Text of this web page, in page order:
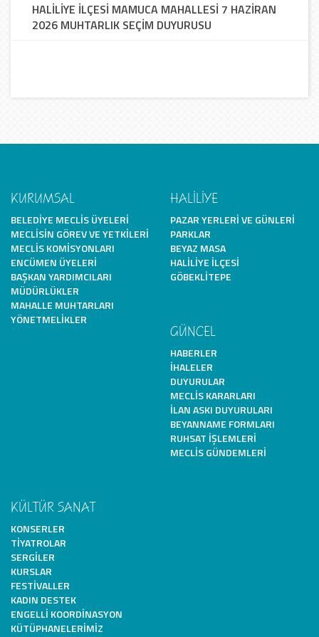
HALİLİYE İLÇESİ MAMUCA MAHALLESİ 7 HAZİRAN
2026 MUHTARLIK SEÇİM DUYURUSU
KURUMSAL
BELEDIYE MECLIS ÜYELERI
MECLISIN GÖREV VE YETKILERI
MECLIS KOMISYONLARI
ENCÜMEN ÜYELERI
BAŞKAN YARDIMCILARI
MÜDÜRLÜKLER
MAHALLE MUHTARLARI
YÖNETMELIKLER
HALİLİYE
PAZAR YERLERI VE GÜNLERI
PARKLAR
BEYAZ MASA
HALILIYE İLÇESI
GÖBEKLITEPE
GÜNCEL
HABERLER
İHALELER
DUYURULAR
MECLIS KARARLARI
İLAN ASKI DUYURULARI
BEYANNAME FORMLARI
RUHSAT İŞLEMLERI
MECLIS GÜNDEMLERI
KÜLTÜR SANAT
KONSERLER
TIYATROLAR
SERGILER
KURSLAR
FESTIVALLER
KADIN DESTEK
ENGELLI KOORDINASYON
KÜTÜPHANELERIMIZ